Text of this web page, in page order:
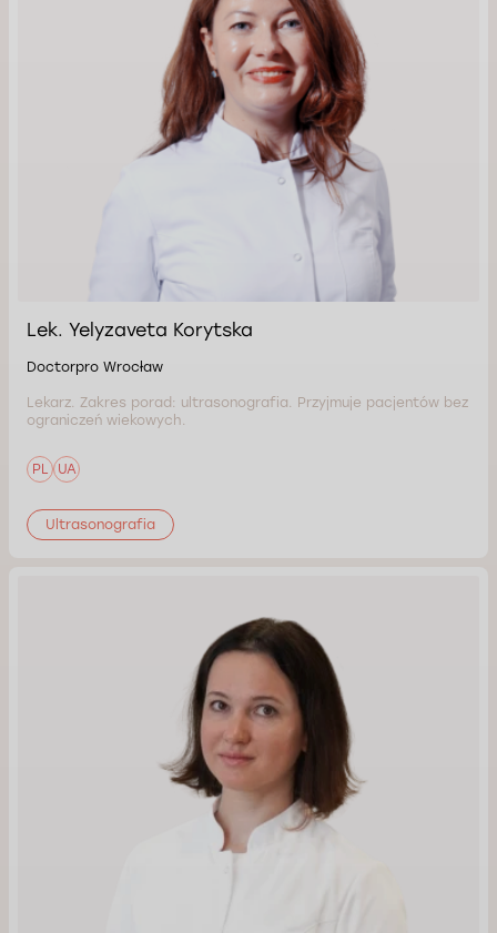
Lek. Yelyzaveta Korytska
Doctorpro Wrocław
Lekarz. Zakres porad: ultrasonografia. Przyjmuje pacjentów bez
ograniczeń wiekowych.
PL UA
Ultrasonografia